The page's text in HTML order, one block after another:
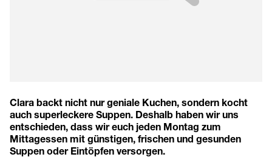
Clara backt nicht nur geniale Kuchen, sondern kocht
auch superleckere Suppen. Deshalb haben wir uns
entschieden, dass wir euch jeden Montag zum
Mittagessen mit günstigen, frischen und gesunden
Suppen oder Eintöpfen versorgen.